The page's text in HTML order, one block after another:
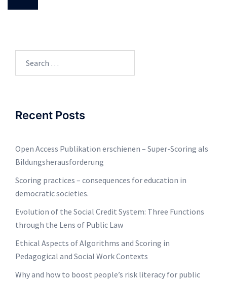
for:
Recent Posts
Open Access Publikation erschienen – Super-Scoring als
Bildungsherausforderung
Scoring practices – consequences for education in
democratic societies.
Evolution of the Social Credit System: Three Functions
through the Lens of Public Law
Ethical Aspects of Algorithms and Scoring in
Pedagogical and Social Work Contexts
Why and how to boost people’s risk literacy for public